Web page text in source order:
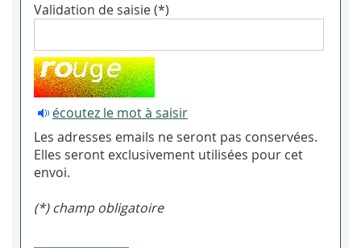
Validation de saisie (*)
écoutez le mot à saisir
Les adresses emails ne seront pas conservées.
Elles seront exclusivement utilisées pour cet
envoi.
(*) champ obligatoire